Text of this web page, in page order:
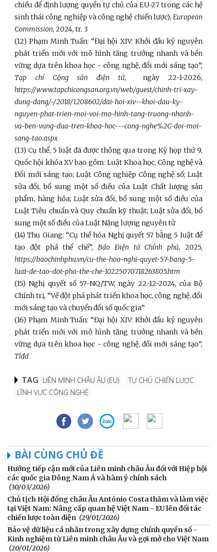
chiều để định lượng quyền tự chủ của EU-27 trong các hệ
sinh thái công nghiệp và công nghệ chiến lược), European
Commission, 2024, tr. 3
(12) Phạm Minh Tuấn: “Đại hội XIV: Khởi đầu kỷ nguyên
phát triển mới với mô hình tăng trưởng nhanh và bền
vững dựa trên khoa học - công nghệ, đổi mới sáng tạo”,
Tạp chí Cộng sản điện tử, ngày 22-1-2026,
https://www.tapchicongsan.org.vn/web/guest/chinh-tri-xay-
dung-dang/-/2018/1208602/dai-hoi-xiv--khoi-dau-ky-
nguyen-phat-trien-moi-voi-mo-hinh-tang-truong-nhanh-
va-ben-vung-dua-tren-khoa-hoc---cong-nghe%2C-doi-moi-
sang-tao.aspx
(13) Cụ thể, 5 luật đã được thông qua trong Kỳ họp thứ 9,
Quốc hội khóa XV bao gồm: Luật Khoa học, Công nghệ và
Đổi mới sáng tạo; Luật Công nghiệp Công nghệ số; Luật
sửa đổi, bổ sung một số điều của Luật Chất lượng sản
phẩm, hàng hóa; Luật sửa đổi, bổ sung một số điều của
Luật Tiêu chuẩn và Quy chuẩn kỹ thuật; Luật sửa đổi, bổ
sung một số điều của Luật Năng lượng nguyên tử
(14) Thu Giang: “Cụ thể hóa Nghị quyết 57 bằng 5 luật để
tạo đột phá thể chế”, Báo Điện tử Chính phủ, 2025,
https://baochinhphu.vn/cu-the-hoa-nghi-quyet-57-bang-5-
luat-de-tao-dot-pha-the-che-10225070718263805.htm
(15) Nghị quyết số 57-NQ/TW, ngày 22-12-2024, của Bộ
Chính trị, “Về đột phá phát triển khoa học, công nghệ, đổi
mới sáng tạo và chuyển đổi số quốc gia”
(16) Phạm Minh Tuấn: “Đại hội XIV: Khởi đầu kỷ nguyên
phát triển mới với mô hình tăng trưởng nhanh và bền
vững dựa trên khoa học - công nghệ, đổi mới sáng tạo”,
Tlđd
TAG LIÊN MINH CHÂU ÂU (EU)
TỰ CHỦ CHIẾN LƯỢC
LĨNH VỰC CÔNG NGHỆ
BÀI CÙNG CHỦ ĐỀ
Hướng tiếp cận mới của Liên minh châu Âu đối với Hiệp hội
các quốc gia Đông Nam Á và hàm ý chính sách
(30/03/2026)
Chủ tịch Hội đồng châu Âu António Costa thăm và làm việc
tại Việt Nam: Nâng cấp quan hệ Việt Nam - EU lên đối tác
chiến lược toàn diện (29/01/2026)
Bảo vệ dữ liệu cá nhân trong xây dựng chính quyền số -
Kinh nghiệm từ Liên minh châu Âu và gợi mở cho Việt Nam
(20/01/2026)